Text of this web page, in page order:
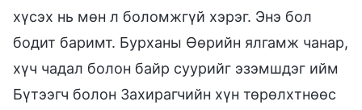
хүсэх нь мөн л боломжгүй хэрэг. Энэ бол
бодит баримт. Бурханы Өөрийн ялгамж чанар,
хүч чадал болон байр суурийг эзэмшдэг ийм
Бүтээгч болон Захирагчийн хүн төрөлхтнөөс